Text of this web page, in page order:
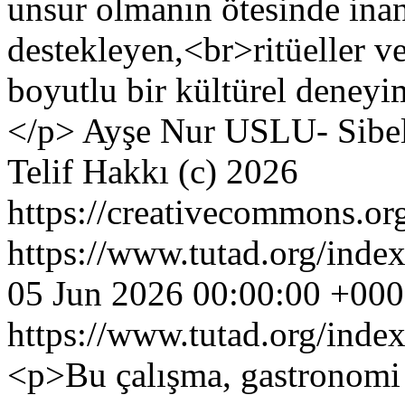
unsur olmanın ötesinde
destekleyen,<br>ritüeller
boyutlu bir kültürel
</p> Ayşe Nur USLU-
Telif Hakkı (c) 2026
https://
https://www.tutad.org/
05 Jun 2026 00:00:00
https://www.tutad.org/
<p>Bu çalışma,